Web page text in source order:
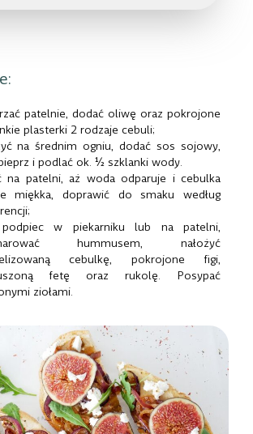
patelnie, dodać oliwę oraz pokrojone
plasterki 2 rodzaje cebuli;
na średnim ogniu, dodać sos sojowy,
i podlać ok. ½ szklanki wody.
na patelni, aż woda odparuje i cebulka
miękka, doprawić do smaku według
w piekarniku lub na patelni,
hummusem, nałożyć
cebulkę, pokrojone figi,
fetę oraz rukolę. Posypać
ziołami.